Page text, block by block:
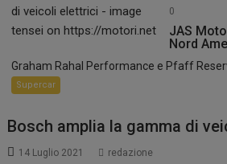
0
JAS
Nord
Graham Rahal Performance e Pfaff
Supercar
Bosch amplia la gamma di
14 Luglio 2021 redazione